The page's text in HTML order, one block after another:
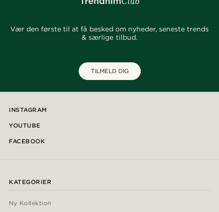
Vær den første til at få besked om nyheder, seneste trends
& særlige tilbud.
TILMELD DIG
INSTAGRAM
YOUTUBE
FACEBOOK
KATEGORIER
Ny Kollektion